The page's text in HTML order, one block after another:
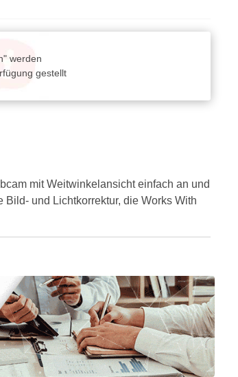
werden
gestellt
mit Weitwinkelansicht einfach an und
und Lichtkorrektur, die Works With